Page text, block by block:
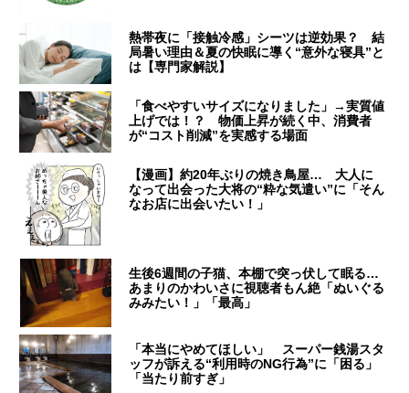
熱帯夜に「接触冷感」シーツは逆効果？ 結
局暑い理由＆夏の快眠に導く“意外な寝具”と
は【専門家解説】
「食べやすいサイズになりました」→実質値
上げでは！？ 物価上昇が続く中、消費者
が“コスト削減”を実感する場面
【漫画】約20年ぶりの焼き鳥屋… 大人に
なって出会った大将の“粋な気遣い”に「そん
なお店に出会いたい！」
生後6週間の子猫、本棚で突っ伏して眠る…
あまりのかわいさに視聴者もん絶「ぬいぐる
みみたい！」「最高」
「本当にやめてほしい」 スーパー銭湯スタ
ッフが訴える“利用時のNG行為”に「困る」
「当たり前すぎ」